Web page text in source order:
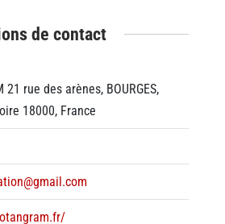
de contact
21 rue des arènes, BOURGES,
18000, France